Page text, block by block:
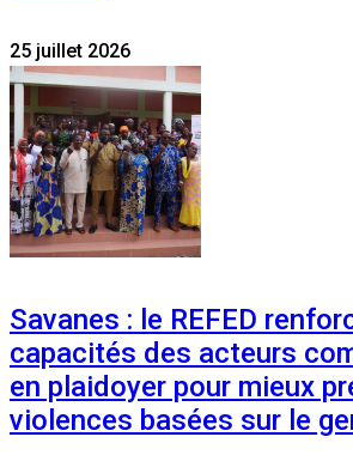
25 juillet 2026
Savanes : le REFED
capacités des acteurs
en plaidoyer pour mieux
violences basées sur le